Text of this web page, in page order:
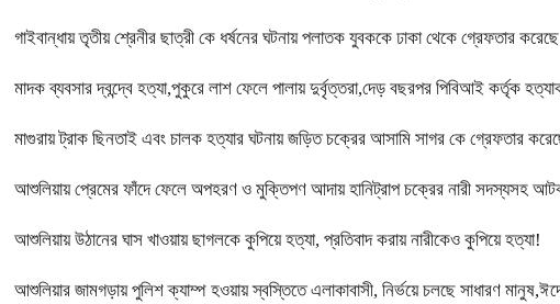
গাইবান্ধায় তৃতীয় শ্রেনীর ছাত্রী কে ধর্ষনের ঘটনায় পলাতক যুবককে ঢাকা থেকে গ্রেফতার
মাদক ব্যবসার দ্বন্দ্বে হত্যা,পুকুরে লাশ ফেলে পালায় দুর্বৃত্তরা,দেড় বছরপর পিবিআই কর্তৃক
মাগুরায় ট্রাক ছিনতাই এবং চালক হত্যার ঘটনায় জড়িত চক্রের আসামি সাগর কে গ্রেফতার
আশুলিয়ায় প্রেমের ফাঁদে ফেলে অপহরণ ও মুক্তিপণ আদায় হানিট্রাপ চক্রের নারী সদস্যসহ
আশুলিয়ায় উঠানের ঘাস খাওয়ায় ছাগলকে কুপিয়ে হত্যা, প্রতিবাদ করায় নারীকেও কুপিয়ে হত্যা!
আশুলিয়ার জামগড়ায় পুলিশ ক্যাম্প হওয়ায় স্বস্তিতে এলাকাবাসী, নির্ভয়ে চলছে সাধারণ